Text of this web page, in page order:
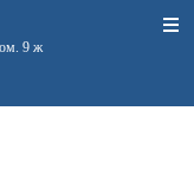
9 ж